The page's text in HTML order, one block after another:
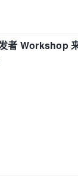
者 Workshop